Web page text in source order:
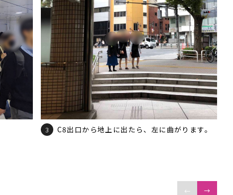
3 C8出口から地上に出たら、左に曲がります。